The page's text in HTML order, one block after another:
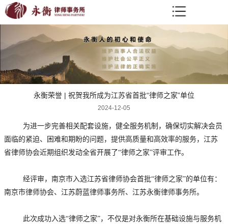
永衡荣誉 | 祝贺我所成为江苏省首批“律师之家”单位
2024-12-05
为进一步完善相关配套设施，健全服务机制，确保切实解决会员
面临的紧迫、困难和期盼的问题，提供高质量和高效率的服务，江苏
省律师协会近期组织发动全省开展了“律师之家”评审工作。
经评审，南京市入选江苏省律师协会首批“律师之家”的单位有：
南京市律师协会、江苏蔚蓝律师事务所、江苏永衡律师事务所。
此次成功入选“律师之家”，不仅是对永衡所在基础设施与服务机